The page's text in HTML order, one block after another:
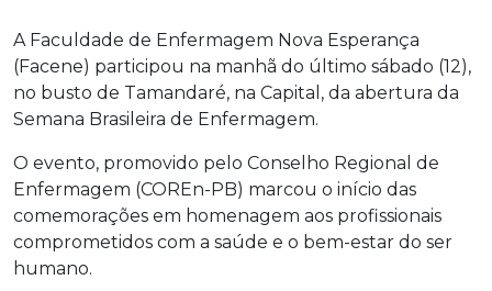
A Faculdade de Enfermagem Nova Esperança
(Facene) participou na manhã do último sábado (12),
no busto de Tamandaré, na Capital, da abertura da
Semana Brasileira de Enfermagem.
O evento, promovido pelo Conselho Regional de
Enfermagem (COREn-PB) marcou o início das
comemorações em homenagem aos profissionais
comprometidos com a saúde e o bem-estar do ser
humano.